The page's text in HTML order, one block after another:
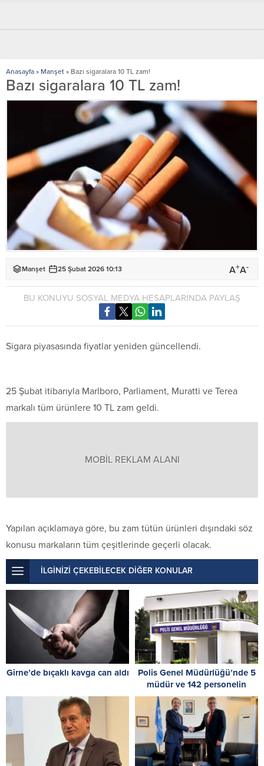
Anasayfa » Manşet » Bazı sigaralara 10 TL zam!
Bazı sigaralara 10 TL zam!
Manşet 25 Şubat 2026 10:13 A+A-
BU KONUYU SOSYAL MEDYA HESAPLARINDA PAYLAŞ
Sigara piyasasında fiyatlar yeniden güncellendi.
25 Şubat itibarıyla Marlboro, Parliament, Muratti ve Terea
markalı tüm ürünlere 10 TL zam geldi.
MOBİL REKLAM ALANI
Yapılan açıklamaya göre, bu zam tütün ürünleri dışındaki söz
konusu markaların tüm çeşitlerinde geçerli olacak.
İLGİNİZİ ÇEKEBİLECEK DİĞER KONULAR
Girne’de bıçaklı kavga can aldı
Polis Genel Müdürlüğü’nde 5
müdür ve 142 personelin
görev yeri değiştirildi